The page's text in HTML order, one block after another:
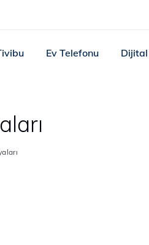
Ev Telefonu